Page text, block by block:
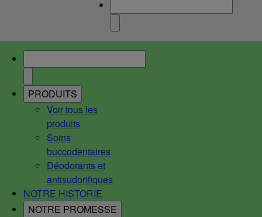
PRODUITS
Voir tous les
produits
Soins
buccodentaires
Déodorants et
antisudorifiques
NOTRE HISTORIE
NOTRE PROMESSE